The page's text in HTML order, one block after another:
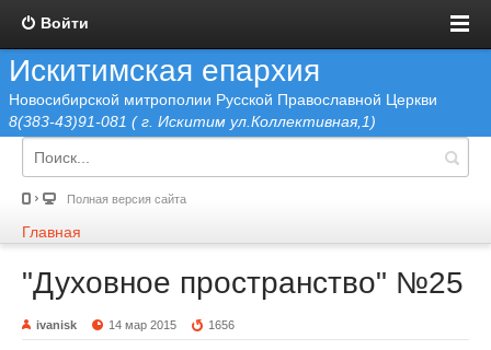
Войти
Искитимская епархия
Новосибирской митрополии Русской Православной Церкви
8(383-43)91-081 ( г. Искитим ул.Коллективная,1)
Полная версия сайта
Главная
"Духовное пространство" №25
ivanisk 14 мар 2015 1656